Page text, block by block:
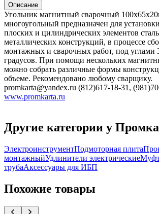
Описание
Угольник магнитный сварочный
многоугольный предназначен для
плоских и цилиндрических элементов
металлических конструкций, в процессе
монтажных и сварочных работ, под углами
градусов. При помощи нескольких
можно собрать различные формы
объеме. Рекомендовано любому сварщику.
promkarta@yandex.ru (812)617-18-31,
www.promkarta.ru
Другие категории у
ЭлектроинструментПодмоторная плита
монтажныйУдлинители электрические
трубаАксессуары для ИБП
Похожие товары